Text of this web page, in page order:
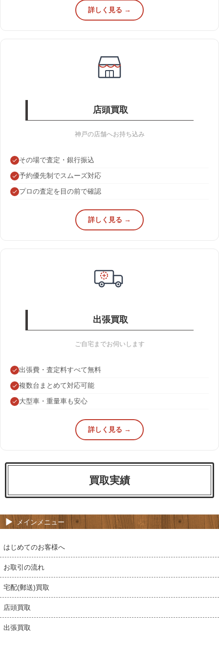
詳しく見る →
店頭買取
神戸の店舗へお持ち込み
その場で査定・銀行振込
予約優先制でスムーズ対応
プロの査定を目の前で確認
詳しく見る →
出張買取
ご自宅までお伺いします
出張費・査定料すべて無料
複数台まとめて対応可能
大型車・重量車も安心
詳しく見る →
買取実績
メインメニュー
はじめてのお客様へ
お取引の流れ
宅配(郵送)買取
店頭買取
出張買取